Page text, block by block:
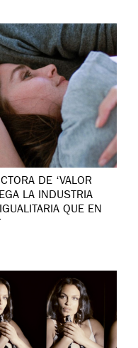
DE ‘VALOR
LA INDUSTRIA
QUE EN